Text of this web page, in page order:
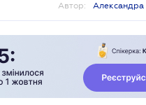
Автор: Александра